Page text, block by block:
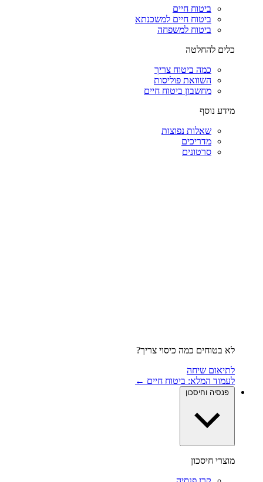
ביטוח חיים
ביטוח חיים למשכנתא
ביטוח למשפחה
כלים להחלטה
כמה ביטוח צריך
השוואת פוליסות
מחשבון ביטוח חיים
מידע נוסף
שאלות נפוצות
מדריכים
סרטונים
לא בטוחים כמה כיסוי צריך?
לתיאום שיחה
לעמוד המלא: ביטוח חיים ←
פנסיה וחיסכון
מוצרי חיסכון